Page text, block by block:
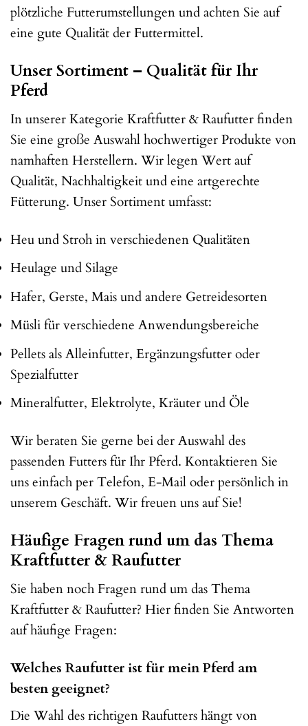
plötzliche Futterumstellungen und achten Sie auf
eine gute Qualität der Futtermittel.
Unser Sortiment – Qualität für Ihr
Pferd
In unserer Kategorie Kraftfutter & Raufutter finden
Sie eine große Auswahl hochwertiger Produkte von
namhaften Herstellern. Wir legen Wert auf
Qualität, Nachhaltigkeit und eine artgerechte
Fütterung. Unser Sortiment umfasst:
Heu und Stroh in verschiedenen Qualitäten
Heulage und Silage
Hafer, Gerste, Mais und andere Getreidesorten
Müsli für verschiedene Anwendungsbereiche
Pellets als Alleinfutter, Ergänzungsfutter oder
Spezialfutter
Mineralfutter, Elektrolyte, Kräuter und Öle
Wir beraten Sie gerne bei der Auswahl des
passenden Futters für Ihr Pferd. Kontaktieren Sie
uns einfach per Telefon, E-Mail oder persönlich in
unserem Geschäft. Wir freuen uns auf Sie!
Häufige Fragen rund um das Thema
Kraftfutter & Raufutter
Sie haben noch Fragen rund um das Thema
Kraftfutter & Raufutter? Hier finden Sie Antworten
auf häufige Fragen:
Welches Raufutter ist für mein Pferd am
besten geeignet?
Die Wahl des richtigen Raufutters hängt von